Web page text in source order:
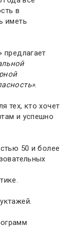
в
иметь
.
тех, кто хочет
и успешно
50 и более